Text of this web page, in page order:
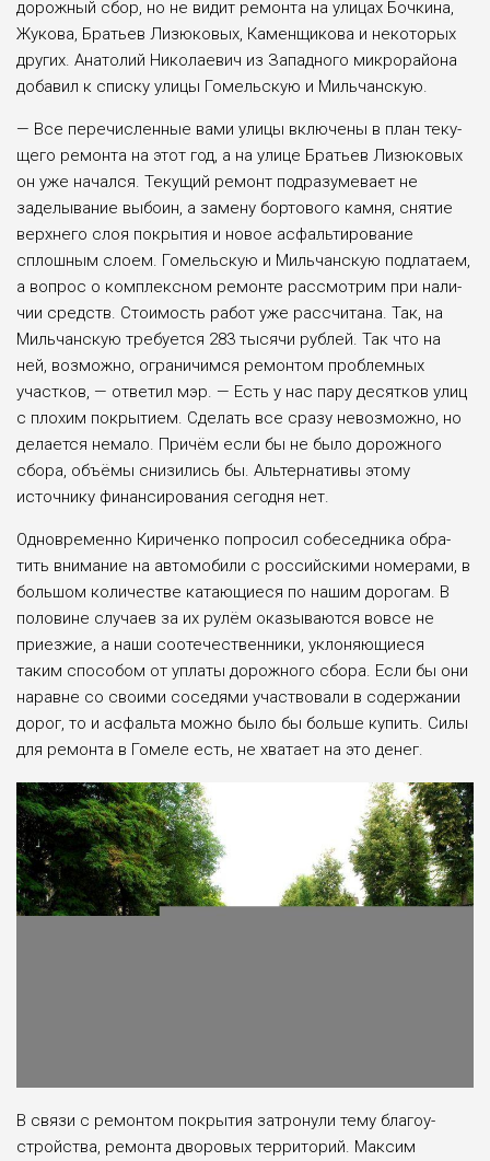
дорожный сбор, но не видит ремонта на улицах Бочкина,
Жукова, Бра­тьев Лизюковых, Каменщикова и некоторых
других. Анатолий Николаевич из Западного ми­крорайона
добавил к списку улицы Гомельскую и Миль­чанскую.
— Все перечисленные вами улицы включены в план теку­
щего ремонта на этот год, а на улице Братьев Лизюковых
он уже начался. Текущий ремонт подразумевает не
заделыва­ние выбоин, а замену бортово­го камня, снятие
верхнего слоя покрытия и новое асфальти­рование
сплошным слоем. Го­мельскую и Мильчанскую под­латаем,
а вопрос о комплексном ремонте рассмотрим при нали­
чии средств. Стоимость работ уже рассчитана. Так, на
Миль­чанскую требуется 283 тысячи рублей. Так что на
ней, возмож­но, ограничимся ремонтом про­блемных
участков, — ответил мэр. — Есть у нас пару десят­ков улиц
с плохим покрытием. Сделать все сразу невозмож­но, но
делается немало. При­чём если бы не было дорожно­го
сбора, объёмы снизились бы. Альтернативы этому
источнику финансирования сегодня нет.
Одновременно Кириченко попросил собеседника обра­
тить внимание на автомоби­ли с российскими номерами, в
большом количестве катающи­еся по нашим дорогам. В
поло­вине случаев за их рулём ока­зываются вовсе не
приезжие, а наши соотечественники, укло­няющиеся
таким способом от уплаты дорожного сбора. Если бы они
наравне со своими со­седями участвовали в содержа­нии
дорог, то и асфальта можно было бы больше купить. Силы
для ремонта в Гомеле есть, не хватает на это денег.
В связи с ремонтом покры­тия затронули тему благоу­
стройства, ремонта дворовых территорий. Максим